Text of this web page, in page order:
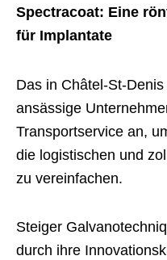
Spectracoat: Eine
für Implantate
Das in Châtel-St-
ansässige
Transportservice an,
die logistischen und
zu vereinfachen.
Steiger
durch ihre